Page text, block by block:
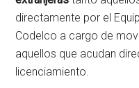
directamente por el
Codelco a cargo de
aquellos que acudan
licenciamiento.